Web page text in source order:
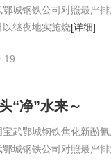
鄂城钢铁公司对照最严
以继夜地实施烧[详细]
19
“净”水来～
武鄂城钢铁焦化新酚氰
鄂城钢铁公司对照最严